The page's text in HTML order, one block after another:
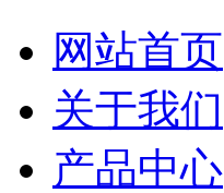
网站首页
关于我们
产品中心